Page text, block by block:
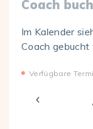
Coach
Im Kalender
Coach gebucht
Verfügbare